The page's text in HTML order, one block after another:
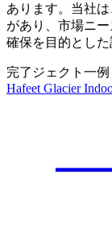
あります。当社
があり、市場ニ
確保を目的とした
完了ジェクト一例
Hafeet Glacier